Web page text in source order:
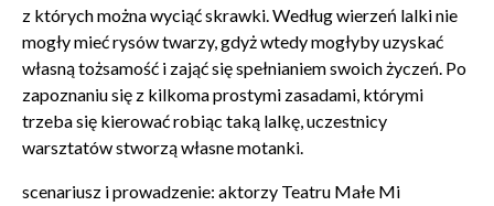
Wyrażam zgodę na przetwarzanie danych osobowych
w celu skorzystania z usługi newsletter.
Administratorem danych osobowych jest Centrum
Kultury ZAMEK z siedzibą w Poznaniu. Zapoznałem/am
osobowych, które są zawarte wPolityce prywatności
z których można wyciąć skrawki. Według wierzeń lalki nie
mogły mieć rysów twarzy, gdyż wtedy mogłyby uzyskać
własną tożsamość i zająć się spełnianiem swoich życzeń. Po
zapoznaniu się z kilkoma prostymi zasadami, którymi
trzeba się kierować robiąc taką lalkę, uczestnicy
warsztatów stworzą własne motanki.
scenariusz i prowadzenie: aktorzy Teatru Małe Mi